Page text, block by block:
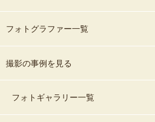
フォトグラファー一覧
撮影の事例を見る
フォトギャラリー一覧